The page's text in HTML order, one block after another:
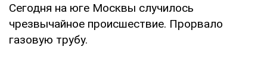
Сегодня на юге Москвы случилось
чрезвычайное происшествие. Прорвало
газовую трубу.